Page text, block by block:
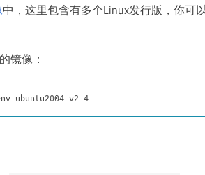
中，这里包含有多个Linux发行版，你可
的镜像：